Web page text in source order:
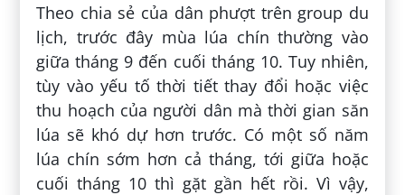
Theo chia sẻ của dân phượt trên group du
lịch, trước đây mùa lúa chín thường vào
giữa tháng 9 đến cuối tháng 10. Tuy nhiên,
tùy vào yếu tố thời tiết thay đổi hoặc việc
thu hoạch của người dân mà thời gian săn
lúa sẽ khó dự hơn trước. Có một số năm
lúa chín sớm hơn cả tháng, tới giữa hoặc
cuối tháng 10 thì gặt gần hết rồi. Vì vậy,